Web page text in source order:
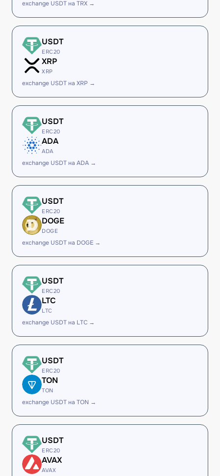
exchange USDT на TRX →
USDT
ERC20
XRP
XRP
exchange USDT на XRP →
USDT
ERC20
ADA
ADA
exchange USDT на ADA →
USDT
ERC20
DOGE
DOGE
exchange USDT на DOGE →
USDT
ERC20
LTC
LTC
exchange USDT на LTC →
USDT
ERC20
TON
TON
exchange USDT на TON →
USDT
ERC20
AVAX
AVAX